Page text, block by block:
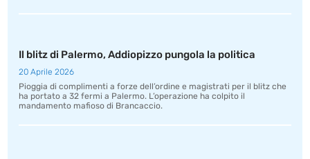
Il blitz di Palermo, Addiopizzo pungola la politica
20 Aprile 2026
Pioggia di complimenti a forze dell’ordine e magistrati per il blitz che
ha portato a 32 fermi a Palermo. L’operazione ha colpito il
mandamento mafioso di Brancaccio.